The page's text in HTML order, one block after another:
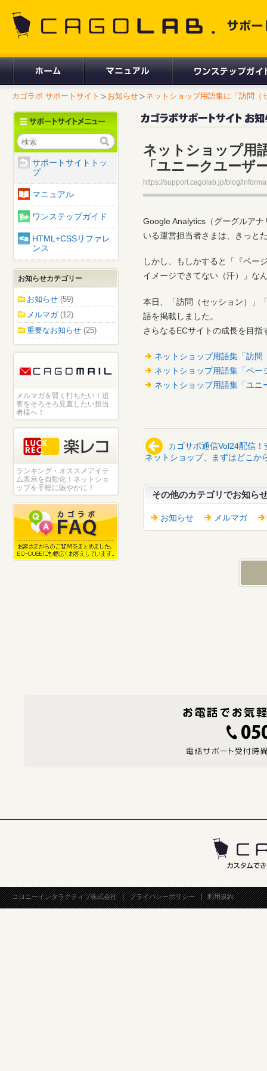
カゴラボ サポートサイト お知らせ ネットショップ用語集に「訪問（
ネットショップ用
「ユニークユーザ
https://support.cagolab.jp/blog/
Google Analytics（グーグルア
いる運営担当者さまは、きっと
しかし、もしかすると「『ペ
イメージできてない（汗）」な
本日、「訪問（セッション）」
語を掲載しました。
さらなるECサイトの成長を目
ネットショップ用語集「訪問
ネットショップ用語集「ペー
ネットショップ用語集「ユニ
カゴサポ通信Vol24配信
ネットショップ、まずはどこ
その他のカテゴリでお知ら
お知らせ メルマガ
検索
サポートサイトトッ
プ
マニュアル
ワンステップガイド
HTML+CSSリファレ
ンス
お知らせカテゴリー
お知らせ (59)
メルマガ(12)
重要なお知らせ (25)
メルマガを賢く打ちたい！追
客をそろそろ見直したい担当
者様へ！
ランキング・オススメアイテ
ム表示を自動化！ネットショ
ップを手軽に賑やかに！
コロニーインタラクティブ株式会社 プライバシーポリシー 利用規約